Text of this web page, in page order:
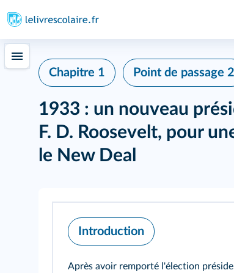
Chapitre 1 Point de passage 2
1933 : un nouveau
F. D. Roosevelt, pour
le New Deal
Introduction
Après avoir remporté l'élection